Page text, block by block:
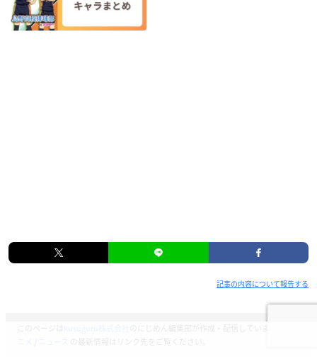
記事の内容について報告する
このページは のにじめん編集部が作成・配信しています。